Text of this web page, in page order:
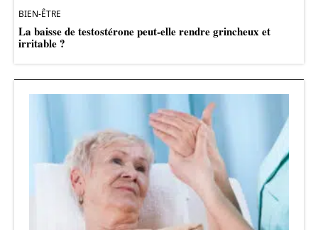
BIEN-ÊTRE
La baisse de testostérone peut-elle rendre grincheux et
irritable ?